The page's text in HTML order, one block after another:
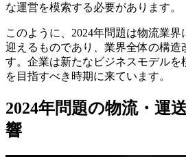
年02月26日）
01月07日）
8-3.KKR傘下のロジスティー
TOBを実施へ（2024年05月09
9.物流業でM&Aをご検討の方に
な運営を模索する必要があります。
このように、2024年問題は物流業
迎えるものであり、業界全体の構造
す。企業は新たなビジネスモデルを
を目指すべき時期に来ています。
2024年問題の物流・運
響